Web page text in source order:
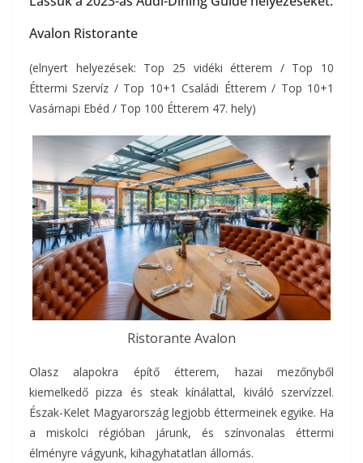
Avalon Ristorante
(elnyert helyezések: Top 25 vidéki étterem / Top 10
Éttermi Szervíz / Top 10+1 Családi Étterem / Top 10+1
Vasárnapi Ebéd / Top 100 Étterem 47. hely)
Ristorante Avalon
Olasz alapokra építő étterem, hazai mezőnyből
kiemelkedő pizza és steak kínálattal, kiváló szervízzel.
Észak-Kelet Magyarország legjobb éttermeinek egyike. Ha
a miskolci régióban járunk, és színvonalas éttermi
élményre vágyunk, kihagyhatatlan állomás.